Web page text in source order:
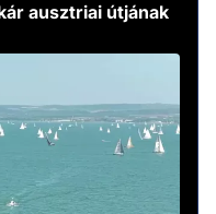
ausztriai útjának